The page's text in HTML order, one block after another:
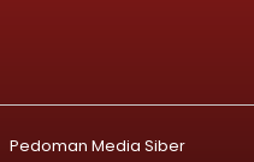
Pedoman Media Siber